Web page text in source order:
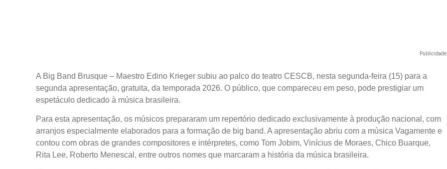
Publicidade
A Big Band Brusque – Maestro Edino Krieger subiu ao palco do teatro CESCB, nesta segunda-feira (15) para a
segunda apresentação, gratuita, da temporada 2026. O público, que compareceu em peso, pode prestigiar um
espetáculo dedicado à música brasileira.
Para esta apresentação, os músicos prepararam um repertório dedicado exclusivamente à produção nacional, com
arranjos especialmente elaborados para a formação de big band. A apresentação abriu com a música Vagamente e
contou com obras de grandes compositores e intérpretes, como Tom Jobim, Vinícius de Moraes, Chico Buarque,
Rita Lee, Roberto Menescal, entre outros nomes que marcaram a história da música brasileira.